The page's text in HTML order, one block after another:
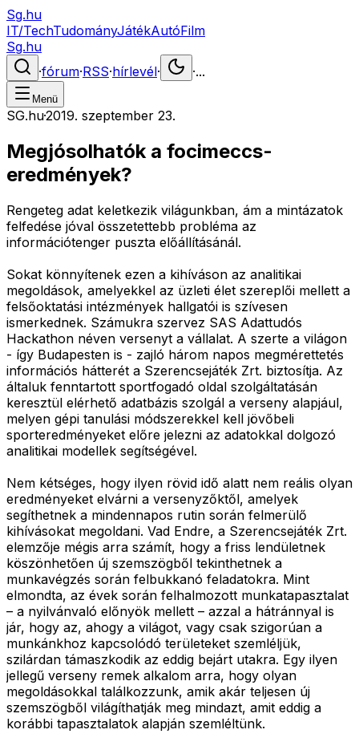
Sg.hu
IT/TechTudományJátékAutóFilm
Sg.hu
·fórum·RSS·hírlevél· ·...
Menü
SG.hu·2019. szeptember 23.
Megjósolhatók a focimeccs-
eredmények?
Rengeteg adat keletkezik világunkban, ám a mintázatok
felfedése jóval összetettebb probléma az
információtenger puszta előállításánál.
Sokat könnyítenek ezen a kihíváson az analitikai
megoldások, amelyekkel az üzleti élet szereplői mellett a
felsőoktatási intézmények hallgatói is szívesen
ismerkednek. Számukra szervez SAS Adattudós
Hackathon néven versenyt a vállalat. A szerte a világon
- így Budapesten is - zajló három napos megmérettetés
információs hátterét a Szerencsejáték Zrt. biztosítja. Az
általuk fenntartott sportfogadó oldal szolgáltatásán
keresztül elérhető adatbázis szolgál a verseny alapjául,
melyen gépi tanulási módszerekkel kell jövőbeli
sporteredményeket előre jelezni az adatokkal dolgozó
analitikai modellek segítségével.
Nem kétséges, hogy ilyen rövid idő alatt nem reális olyan
eredményeket elvárni a versenyzőktől, amelyek
segíthetnek a mindennapos rutin során felmerülő
kihívásokat megoldani. Vad Endre, a Szerencsejáték Zrt.
elemzője mégis arra számít, hogy a friss lendületnek
köszönhetően új szemszögből tekinthetnek a
munkavégzés során felbukkanó feladatokra. Mint
elmondta, az évek során felhalmozott munkatapasztalat
– a nyilvánvaló előnyök mellett – azzal a hátránnyal is
jár, hogy az, ahogy a világot, vagy csak szigorúan a
munkánkhoz kapcsolódó területeket szemléljük,
szilárdan támaszkodik az eddig bejárt utakra. Egy ilyen
jellegű verseny remek alkalom arra, hogy olyan
megoldásokkal találkozzunk, amik akár teljesen új
szemszögből világíthatják meg mindazt, amit eddig a
korábbi tapasztalatok alapján szemléltünk.